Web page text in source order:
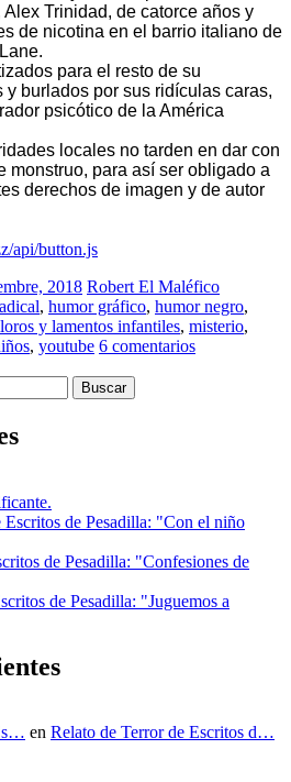
Trinidad, de catorce años y
de nicotina en el barrio italiano de
para el resto de su
burlados por sus ridículas caras,
psicótico de la América
locales no tarden en dar con
monstruo, para así ser obligado a
derechos de imagen y de autor
api/button.js
2018 Robert El Maléfico
, humor gráfico, humor negro,
y lamentos infantiles, misterio,
, youtube 6 comentarios
Escritos de Pesadilla: "Con el niño
de Pesadilla: "Confesiones de
de Pesadilla: "Juguemos a
en Relato de Terror de Escritos d…